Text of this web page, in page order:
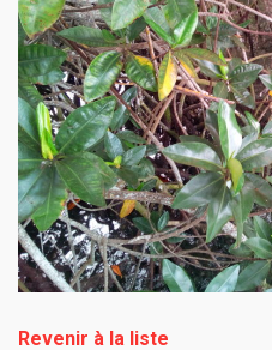
Revenir à la liste